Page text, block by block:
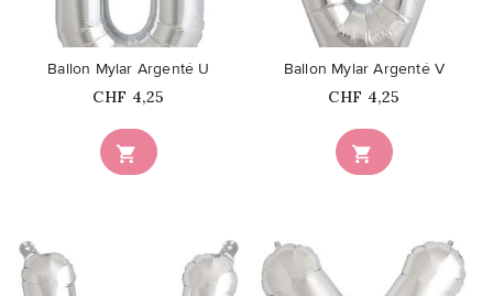

Ballon Mylar Argenté U
Prix
CHF 4,25

Ballon Mylar Argenté V
Prix
CHF 4,25